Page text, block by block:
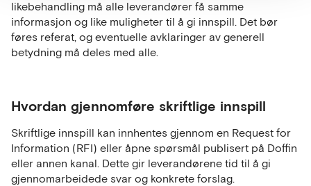
likebehandling må alle leverandører få samme
informasjon og like muligheter til å gi innspill. Det bør
føres referat, og eventuelle avklaringer av generell
betydning må deles med alle.
Hvordan gjennomføre skriftlige innspill
Skriftlige innspill kan innhentes gjennom en Request for
Information (RFI) eller åpne spørsmål publisert på Doffin
eller annen kanal. Dette gir leverandørene tid til å gi
gjennomarbeidede svar og konkrete forslag.